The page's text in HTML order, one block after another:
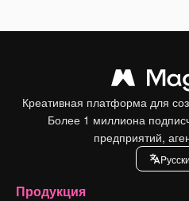
Креативная платформа для
Более 1 миллиона
предприятий,
Продукция